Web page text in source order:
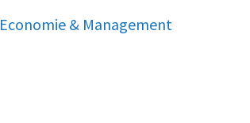
Economie & Management